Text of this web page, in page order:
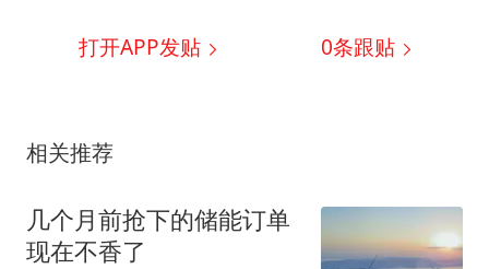
打开APP发贴 0条跟贴
相关推荐
几个月前抢下的储能订单
现在不香了